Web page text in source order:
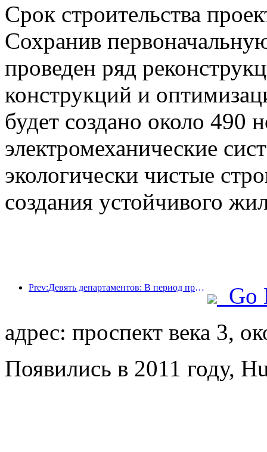
Срок строительства
Сохранив
проведен ряд
конструкций и
будет создано около 490
электромеханические
экологически чистые
создания устойчивого
Prev:Девять департаментов: В период празднования Весеннего фестиваля сетевые отели и бутик-отели будут предлагать льготные условия.
Go
адрес: проспект века 3,
Появились в 2011 году,